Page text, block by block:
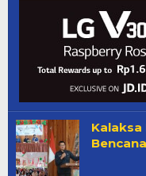
Kalaksa